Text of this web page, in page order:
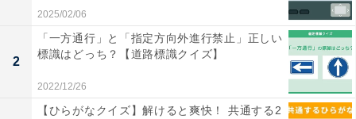
1 2
2025/02/06
2
「一方通行」と「指定方向外進行禁止」正しい
標識はどっち？【道路標識クイズ】
2022/12/26
【ひらがなクイズ】解けると爽快！ 共通する2